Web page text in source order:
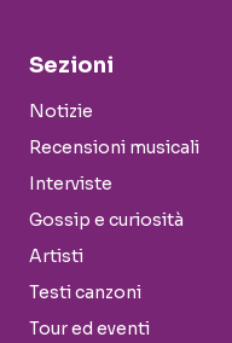
Sezioni
Notizie
Recensioni musicali
Interviste
Gossip e curiosità
Artisti
Testi canzoni
Tour ed eventi